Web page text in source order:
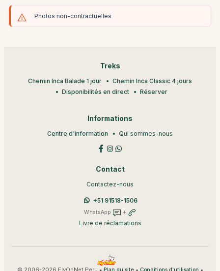
Photos non-contractuelles
Treks
Chemin Inca Balade 1 jour
Chemin Inca Classic 4 jours
Disponibilités en direct
Réserver
Informations
Centre d'information Qui sommes-nous
Contact
Contactez-nous
+51 91518-1506
WhatsApp +
Livre de réclamations
© 2006-2026 FlyOnNet Peru • • •